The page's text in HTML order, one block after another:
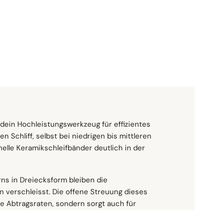
Hochleistungswerkzeug für effizientes
Schliff, selbst bei niedrigen bis mittleren
Keramikschleifbänder deutlich in der
in Dreiecksform bleiben die
verschleisst. Die offene Streuung dieses
Abtragsraten, sondern sorgt auch für
und Schleifarbeiten, insbesondere
mit hohem Abtrag im Vor- und
den Einsatz auf Bandschleifmaschinen
Schleifbänder in dieser Form verwenden.